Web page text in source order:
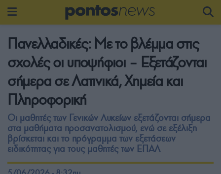
Πανελλαδικές: Με το βλέμμα στις
σχολές οι υποψήφιοι – Εξετάζονται
σήμερα σε Λατινικά, Χημεία και
Πληροφορική
Οι μαθητές των Γενικών Λυκείων εξετάζονται σήμερα
στα μαθήματα προσανατολισμού, ενώ σε εξέλιξη
βρίσκεται και το πρόγραμμα των εξετάσεων
ειδικότητας για τους μαθητές των ΕΠΑΛ